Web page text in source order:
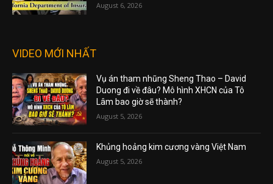
August 6, 2026
VIDEO MỚI NHẤT
Vụ án tham nhũng Sheng Thao – David
Duong đi về đâu? Mô hình XHCN của Tô
Lâm bao giờ sẽ thành?
August 5, 2026
Khủng hoảng kim cương vàng Việt Nam
August 5, 2026